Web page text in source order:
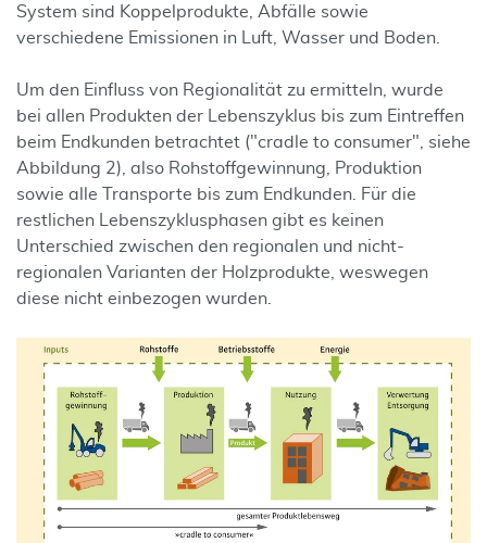
System sind Koppelprodukte, Abfälle sowie
verschiedene Emissionen in Luft, Wasser und Boden.
Um den Einfluss von Regionalität zu ermitteln, wurde
bei allen Produkten der Lebenszyklus bis zum Eintreffen
beim Endkunden betrachtet ("cradle to consumer", siehe
Abbildung 2), also Rohstoffgewinnung, Produktion
sowie alle Transporte bis zum Endkunden. Für die
restlichen Lebenszyklusphasen gibt es keinen
Unterschied zwischen den regionalen und nicht-
regionalen Varianten der Holzprodukte, weswegen
diese nicht einbezogen wurden.